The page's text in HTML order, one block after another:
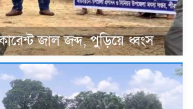
জাল জব্দ, পুড়িয়ে ধ্বংস